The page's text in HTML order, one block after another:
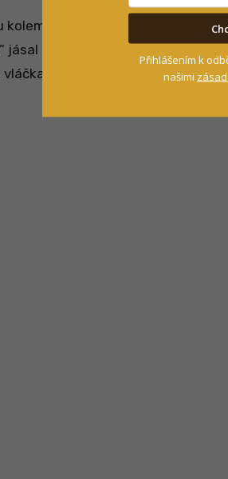
kolem
, ale o
jásal lovec Pyra pro polský web
vybavení!
Přihlášením k
našimi